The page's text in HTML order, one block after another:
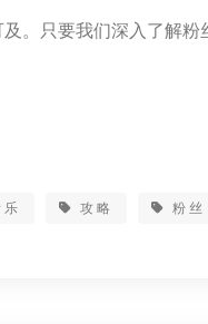
。只要我们深入了解
攻略 粉丝